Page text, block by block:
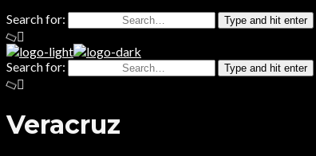
Search for: Type and hit enter
Search for: Type and hit enter
Veracruz